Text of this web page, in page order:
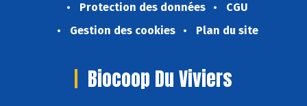
Protection des données
CGU
Gestion des cookies
Plan du site
Biocoop Du Viviers